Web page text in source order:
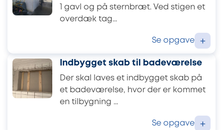
1 gavl og på sternbræt. Ved stigen et
overdæk tag...
Se opgave +
Indbygget skab til badeværelse
Der skal laves et indbygget skab på
et badeværelse, hvor der er kommet
en tilbygning ...
Se opgave +